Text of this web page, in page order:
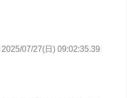
2025/07/27(日) 09:02:35.39